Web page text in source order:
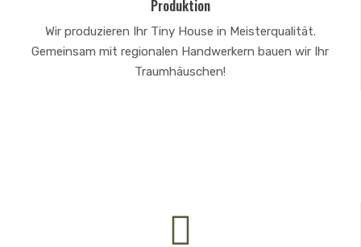
Produktion
Wir produzieren Ihr Tiny House in Meisterqualität.
Gemeinsam mit regionalen Handwerkern bauen wir Ihr
Traumhäuschen!